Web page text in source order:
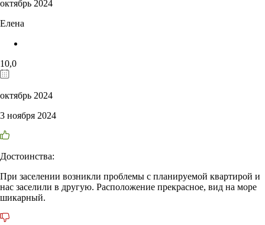
октябрь 2024
Елена
10,0
октябрь 2024
3 ноября 2024
Достоинства:
При заселении возникли проблемы с планируемой квартирой и
нас заселили в другую. Расположение прекрасное, вид на море
шикарный.